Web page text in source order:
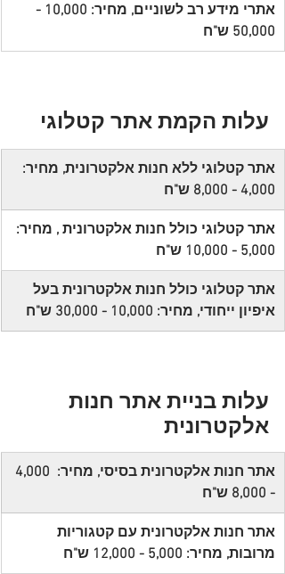
אתרי מידע רב לשוניים, מחיר: 10,000 -
50,000 ש"ח
עלות הקמת אתר קטלוגי
אתר קטלוגי ללא חנות אלקטרונית, מחיר:
4,000 - 8,000 ש"ח
אתר קטלוגי כולל חנות אלקטרונית , מחיר:
5,000 - 10,000 ש"ח
אתר קטלוגי כולל חנות אלקטרונית בעל
איפיון ייחודי, מחיר: 10,000 - 30,000 ש"ח
עלות בניית אתר חנות
אלקטרונית
- 8,000 ש"ח
אתר חנות אלקטרונית עם קטגוריות
מרובות, מחיר: 5,000 - 12,000 ש"ח